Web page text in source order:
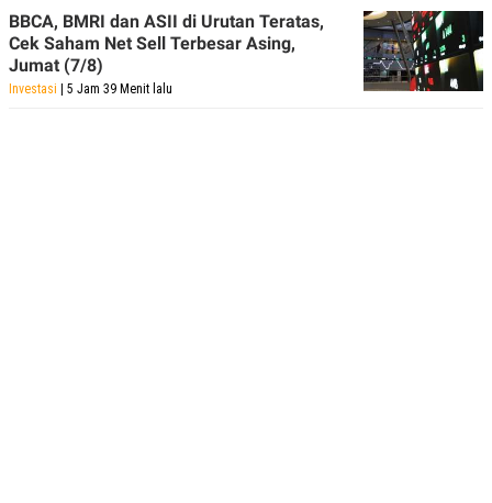
BBCA, BMRI dan ASII di Urutan Teratas,
Cek Saham Net Sell Terbesar Asing,
Jumat (7/8)
Investasi | 5 Jam 39 Menit lalu